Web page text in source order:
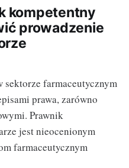
kompetentny
prowadzenie
sektorze farmaceutycznym
prawa, zarówno
Prawnik
jest nieocenionym
farmaceutycznym